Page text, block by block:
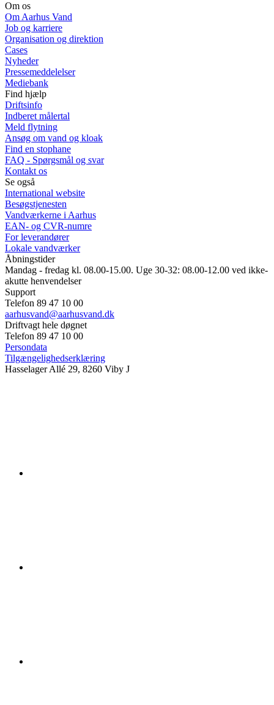
Om os
Om Aarhus Vand
Job og karriere
Organisation og direktion
Cases
Nyheder
Pressemeddelelser
Mediebank
Find hjælp
Driftsinfo
Indberet målertal
Meld flytning
Ansøg om vand og kloak
Find en stophane
FAQ - Spørgsmål og svar
Kontakt os
Se også
International website
Besøgstjenesten
Vandværkerne i Aarhus
EAN- og CVR-numre
For leverandører
Lokale vandværker
Åbningstider
Mandag - fredag kl. 08.00-15.00. Uge 30-32: 08.00-12.00 ved ikke-
akutte henvendelser
Support
Telefon 89 47 10 00
aarhusvand@aarhusvand.dk
Driftvagt hele døgnet
Telefon 89 47 10 00
Persondata
Tilgængelighedserklæring
Hasselager Allé 29, 8260 Viby J